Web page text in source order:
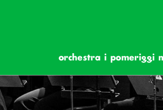
orchestra i pomeriggi